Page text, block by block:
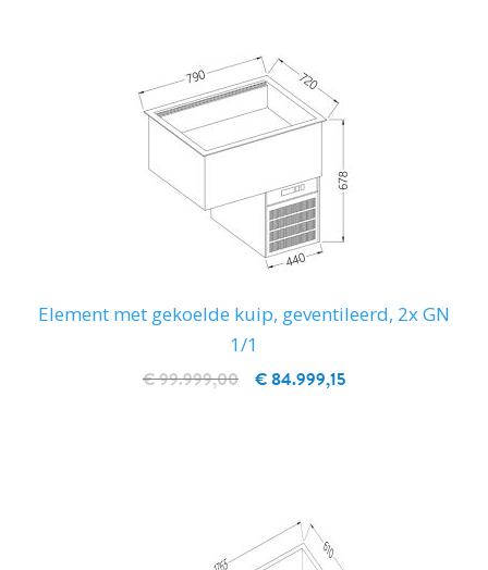
Element met gekoelde kuip, geventileerd, 2x GN
1/1
€ 84.999,15
€ 99.999,00